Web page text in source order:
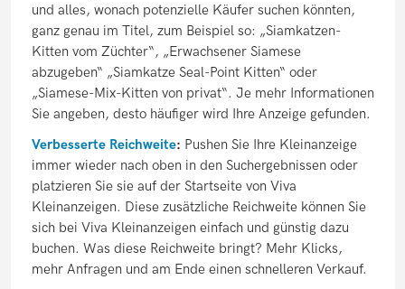
und alles, wonach potenzielle Käufer suchen könnten,
ganz genau im Titel, zum Beispiel so: „Siamkatzen-
Kitten vom Züchter“, „Erwachsener Siamese
abzugeben“ „Siamkatze Seal-Point Kitten“ oder
„Siamese-Mix-Kitten von privat“. Je mehr Informationen
Sie angeben, desto häufiger wird Ihre Anzeige gefunden.
Verbesserte Reichweite: Pushen Sie Ihre Kleinanzeige
immer wieder nach oben in den Suchergebnissen oder
platzieren Sie sie auf der Startseite von Viva
Kleinanzeigen. Diese zusätzliche Reichweite können Sie
sich bei Viva Kleinanzeigen einfach und günstig dazu
buchen. Was diese Reichweite bringt? Mehr Klicks,
mehr Anfragen und am Ende einen schnelleren Verkauf.